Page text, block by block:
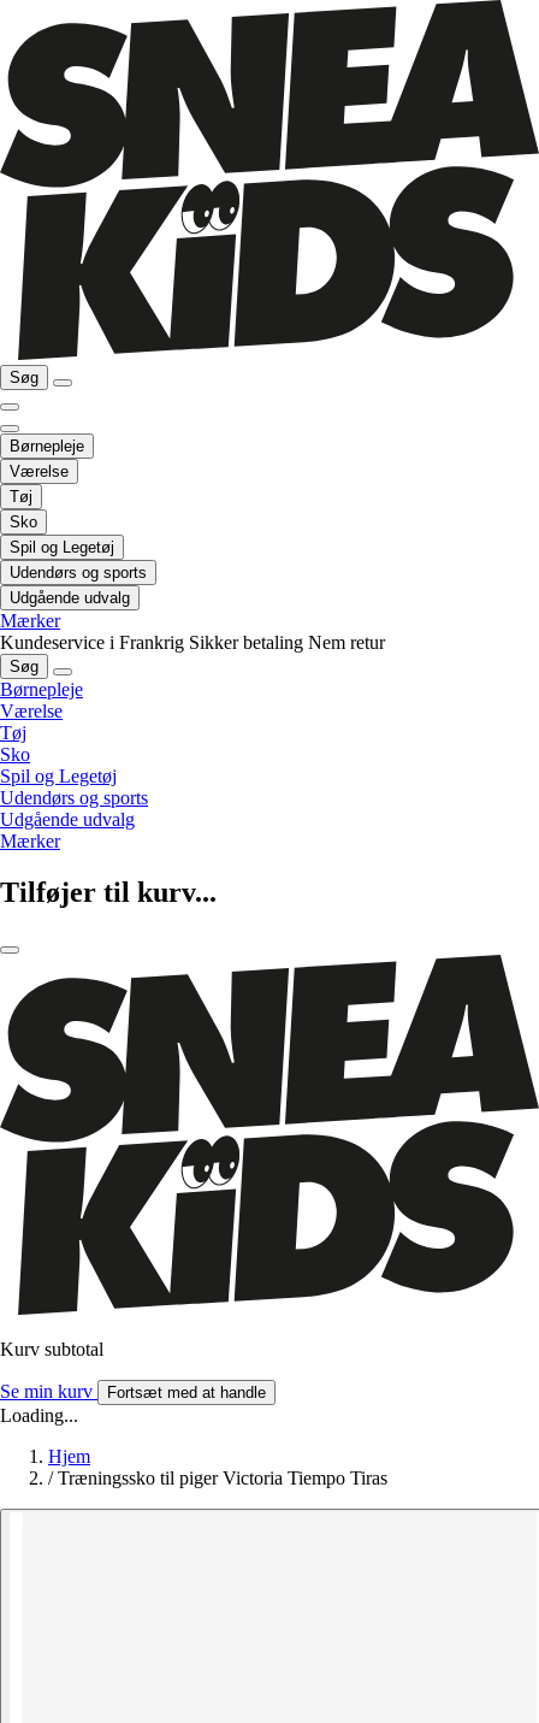
Søg
Børnepleje
Værelse
Tøj
Sko
Spil og Legetøj
Udendørs og sports
Udgående udvalg
Mærker
Kundeservice i Frankrig Sikker betaling Nem retur
Søg
Børnepleje
Værelse
Tøj
Sko
Spil og Legetøj
Udendørs og sports
Udgående udvalg
Mærker
Tilføjer til kurv...
Kurv subtotal
Se min kurv Fortsæt med at handle
Loading...
Hjem
/ Træningssko til piger Victoria Tiempo Tiras